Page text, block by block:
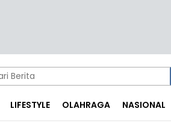
LIFESTYLE OLAHRAGA NASIONAL